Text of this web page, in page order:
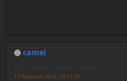
camel
17 Kwiecień 2016, 13:13:39